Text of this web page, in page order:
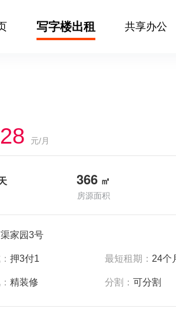
写字楼出租 共享办公
元/月
366 ㎡
房源面积
家园3号
押3付1 最短租期： 24个
精装修 分割：可分割